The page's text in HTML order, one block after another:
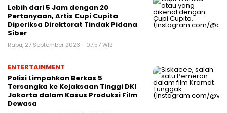
Lebih dari 5 Jam dengan 20
Pertanyaan, Artis Cupi Cupita
Diperiksa Direktorat Tindak Pidana
Siber
Rabu, 27 September 2023 - 07:57 WIB
ENTERTAINMENT
Polisi Limpahkan Berkas 5
Tersangka ke Kejaksaan Tinggi DKI
Jakarta dalam Kasus Produksi Film
Dewasa